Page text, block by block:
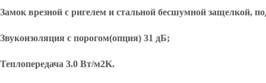
Замок врезной с ригелем и стальной бесшумной защелкой,
Звукоизоляция с порогом(опция) 31 дБ;
Теплопередача 3.0 Вт/м2K.